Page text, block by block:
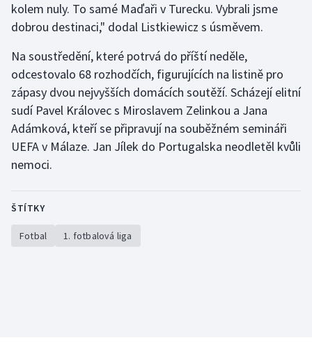
Parasport
Plážový volejbal
Ragby
Rychlobruslení
Short track
kolem nuly. To samé Maďaři v Turecku. Vybrali jsme
dobrou destinaci," dodal Listkiewicz s úsměvem.
Na soustředění, které potrvá do příští neděle,
odcestovalo 68 rozhodčích, figurujících na listině pro
zápasy dvou nejvyšších domácích soutěží. Scházejí elitní
sudí Pavel Královec s Miroslavem Zelinkou a Jana
Adámková, kteří se připravují na souběžném semináři
UEFA v Málaze. Jan Jílek do Portugalska neodletěl kvůli
nemoci.
ŠTÍTKY
Fotbal 1. fotbalová liga